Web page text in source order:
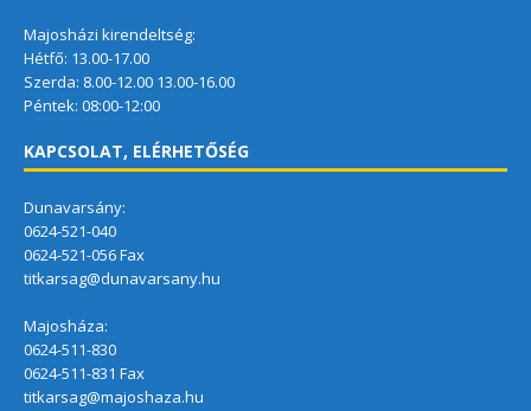
Majosházi kirendeltség:
Hétfő: 13.00-17.00
Szerda: 8.00-12.00 13.00-16.00
Péntek: 08:00-12:00
KAPCSOLAT, ELÉRHETŐSÉG
Dunavarsány:
0624-521-040
0624-521-056 Fax
titkarsag@dunavarsany.hu
Majosháza:
0624-511-830
0624-511-831 Fax
titkarsag@majoshaza.hu